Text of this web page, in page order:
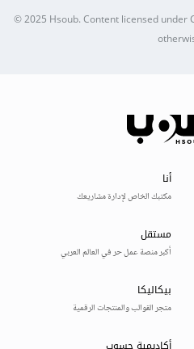
© 2025Hsoub.Content licensed under